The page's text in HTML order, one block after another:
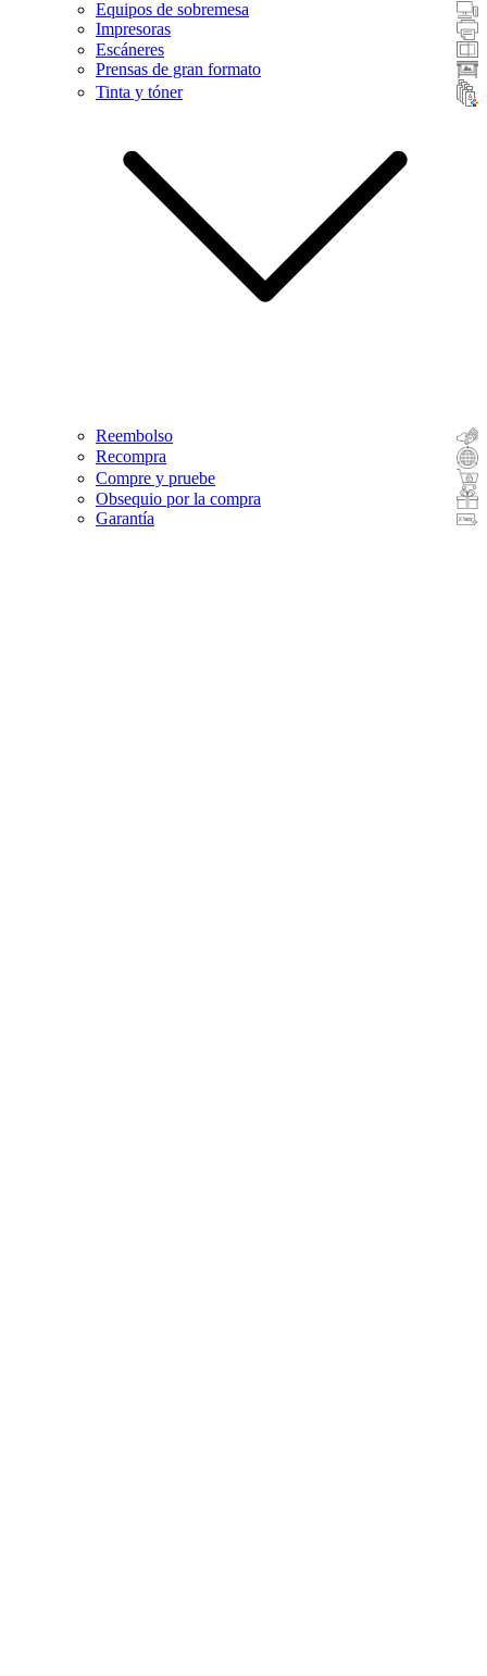
Equipos de sobremesa
Impresoras
Escáneres
Prensas de gran formato
Tinta y tóner
Reembolso
Recompra
Compre y pruebe
Obsequio por la compra
Garantía